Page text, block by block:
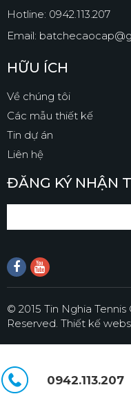
0942.113.207
Hotline: 0942.113.207
Email:
HỮU ÍCH
Về chúng tôi
Các mẫu thiết kế
Tin dự án
Liên hệ
ĐĂNG KÝ NHẬN
© 2015 Tin Nghia
Reserved. Thiết kế